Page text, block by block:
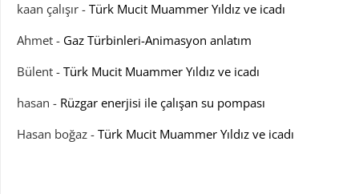
kaan çalışır - Türk Mucit Muammer Yıldız ve icadı
Ahmet - Gaz Türbinleri-Animasyon anlatım
Bülent - Türk Mucit Muammer Yıldız ve icadı
hasan - Rüzgar enerjisi ile çalışan su pompası
Hasan boğaz - Türk Mucit Muammer Yıldız ve icadı